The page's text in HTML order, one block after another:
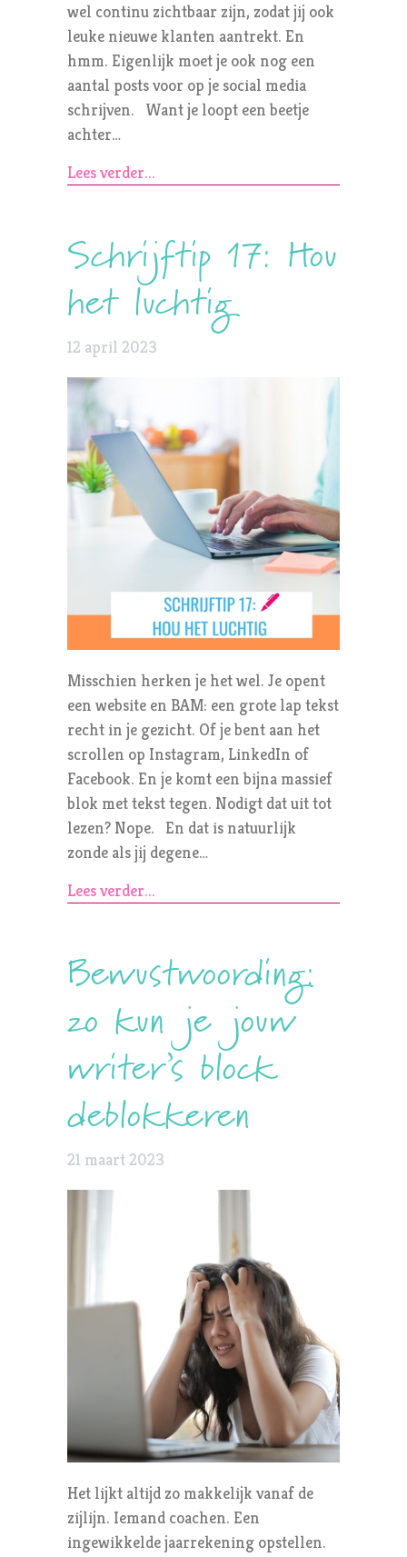
wel continu zichtbaar zijn, zodat jij ook
leuke nieuwe klanten aantrekt. En
hmm. Eigenlijk moet je ook nog een
aantal posts voor op je social media
schrijven. Want je loopt een beetje
achter…
Lees verder...
Schrijftip 17: Hou
het luchtig
12 april 2023
Misschien herken je het wel. Je opent
een website en BAM: een grote lap tekst
recht in je gezicht. Of je bent aan het
scrollen op Instagram, LinkedIn of
Facebook. En je komt een bijna massief
blok met tekst tegen. Nodigt dat uit tot
lezen? Nope. En dat is natuurlijk
zonde als jij degene…
Lees verder...
Bewustwoording:
zo kun je jouw
writer’s block
deblokkeren
21 maart 2023
Het lijkt altijd zo makkelijk vanaf de
zijlijn. Iemand coachen. Een
ingewikkelde jaarrekening opstellen.